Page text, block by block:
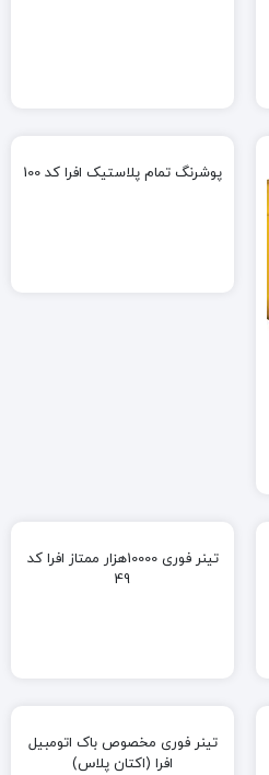
پوشرنگ تمام پلاستیک افرا کد 100
تینر فوری 10000هزار ممتاز افرا کد
49
تینر فوری مخصوص باک اتومبیل
افرا (اکتان پلاس)